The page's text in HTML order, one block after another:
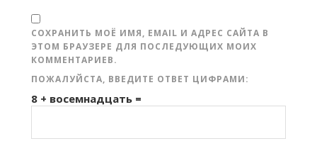
СОХРАНИТЬ МОЁ ИМЯ, EMAIL И АДРЕС САЙТА В
ЭТОМ БРАУЗЕРЕ ДЛЯ ПОСЛЕДУЮЩИХ МОИХ
КОММЕНТАРИЕВ.
ПОЖАЛУЙСТА, ВВЕДИТЕ ОТВЕТ ЦИФРАМИ:
8 + восемнадцать =